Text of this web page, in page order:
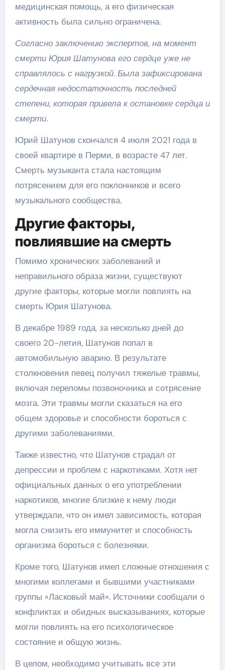
медицинская помощь, а его физическая
активность была сильно ограничена.
Согласно заключению экспертов, на момент
смерти Юрия Шатунова его сердце уже не
справлялось с нагрузкой. Была зафиксирована
сердечная недостаточность последней
степени, которая привела к остановке сердца и
смерти.
Юрий Шатунов скончался 4 июля 2021 года в
своей квартире в Перми, в возрасте 47 лет.
Смерть музыканта стала настоящим
потрясением для его поклонников и всего
музыкального сообщества.
Другие факторы,
повлиявшие на смерть
Помимо хронических заболеваний и
неправильного образа жизни, существуют
другие факторы, которые могли повлиять на
смерть Юрия Шатунова.
В декабре 1989 года, за несколько дней до
своего 20-летия, Шатунов попал в
автомобильную аварию. В результате
столкновения певец получил тяжелые травмы,
включая переломы позвоночника и сотрясение
мозга. Эти травмы могли сказаться на его
общем здоровье и способности бороться с
другими заболеваниями.
Также известно, что Шатунов страдал от
депрессии и проблем с наркотиками. Хотя нет
официальных данных о его употреблении
наркотиков, многие близкие к нему люди
утверждали, что он имел зависимость, которая
могла снизить его иммунитет и способность
организма бороться с болезнями.
Кроме того, Шатунов имел сложные отношения с
многими коллегами и бывшими участниками
группы «Ласковый май». Источники сообщали о
конфликтах и обидных высказываниях, которые
могли повлиять на его психологическое
состояние и общую жизнь.
В целом, необходимо учитывать все эти